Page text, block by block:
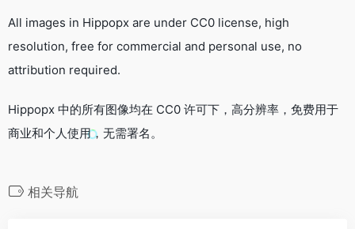
All images in Hippopx are under CC0 license, high
resolution, free for commercial and personal use, no
attribution required.
Hippopx 中的所有图像均在 CC0 许可下，高分辨率，免费用于
商业和个人使用，无需署名。
相关导航